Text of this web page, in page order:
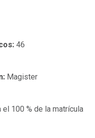
46
Magister
el 100 % de la matrícula